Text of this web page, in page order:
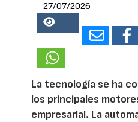
27/07/2026
18228
La tecnología se ha
los principales
empresarial. La